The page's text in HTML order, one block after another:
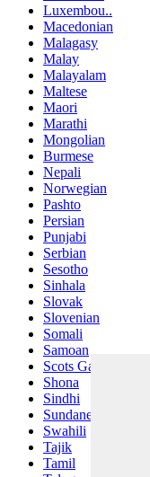
Luxembou..
Macedonian
Malagasy
Malay
Malayalam
Maltese
Maori
Marathi
Mongolian
Burmese
Nepali
Norwegian
Pashto
Persian
Punjabi
Serbian
Sesotho
Sinhala
Slovak
Slovenian
Somali
Samoan
Scots Gaelic
Shona
Sindhi
Sundanese
Swahili
Tajik
Tamil